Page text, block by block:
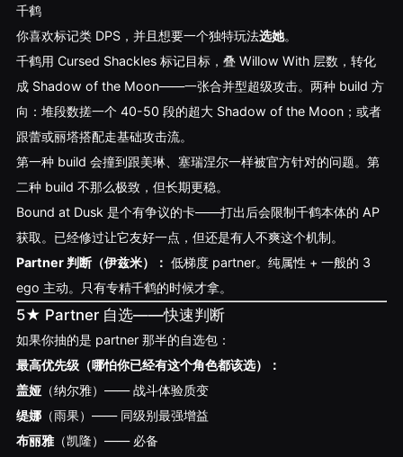
千鹤
你喜欢标记类 DPS，并且想要一个独特玩法选她。
千鹤用 Cursed Shackles 标记目标，叠 Willow With 层数，转化
成 Shadow of the Moon——一张合并型超级攻击。两种 build 方
向：堆段数搓一个 40-50 段的超大 Shadow of the Moon；或者
跟蕾或丽塔搭配走基础攻击流。
第一种 build 会撞到跟美琳、塞瑞涅尔一样被官方针对的问题。第
二种 build 不那么极致，但长期更稳。
Bound at Dusk 是个有争议的卡——打出后会限制千鹤本体的 AP
获取。已经修过让它友好一点，但还是有人不爽这个机制。
Partner 判断（伊兹米）： 低梯度 partner。纯属性 + 一般的 3
ego 主动。只有专精千鹤的时候才拿。
5★ Partner 自选——快速判断
如果你抽的是 partner 那半的自选包：
最高优先级（哪怕你已经有这个角色都该选）：
盖娅（纳尔雅）—— 战斗体验质变
缇娜（雨果）—— 同级别最强增益
布丽雅（凯隆）—— 必备